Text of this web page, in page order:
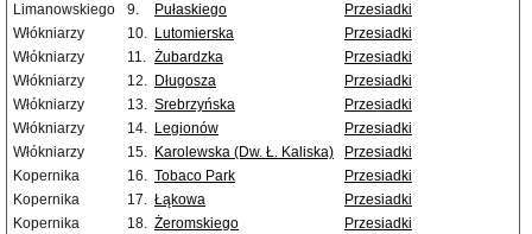
Limanowskiego
9. Pułaskiego
Przesiadki
Włókniarzy
10. Lutomierska
Przesiadki
Włókniarzy
11. Żubardzka
Przesiadki
Włókniarzy
12. Długosza
Przesiadki
Włókniarzy
13. Srebrzyńska
Przesiadki
Włókniarzy
14. Legionów
Przesiadki
Włókniarzy
15. Karolewska (Dw. Ł. Kaliska)
Przesiadki
Kopernika
16. Tobaco Park
Przesiadki
Kopernika
17. Łąkowa
Przesiadki
Kopernika
18. Żeromskiego
Przesiadki